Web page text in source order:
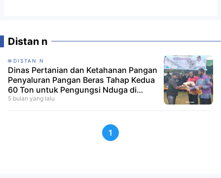
Distan n
DISTAN N
Dinas Pertanian dan Ketahanan Pangan
Penyaluran Pangan Beras Tahap Kedua
60 Ton untuk Pengungsi Nduga di
Wamena
5 bulan yang lalu
1